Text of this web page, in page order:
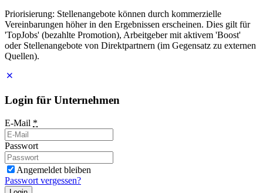
Priorisierung: Stellenangebote können durch kommerzielle
Vereinbarungen höher in den Ergebnissen erscheinen. Dies gilt für
'TopJobs' (bezahlte Promotion), Arbeitgeber mit aktivem 'Boost'
oder Stellenangebote von Direktpartnern (im Gegensatz zu externen
Quellen).
Login für Unternehmen
E-Mail *
Passwort
Angemeldet bleiben
Passwort vergessen?